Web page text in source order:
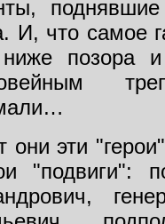
И, что самое
позора
эти
"подвиги":